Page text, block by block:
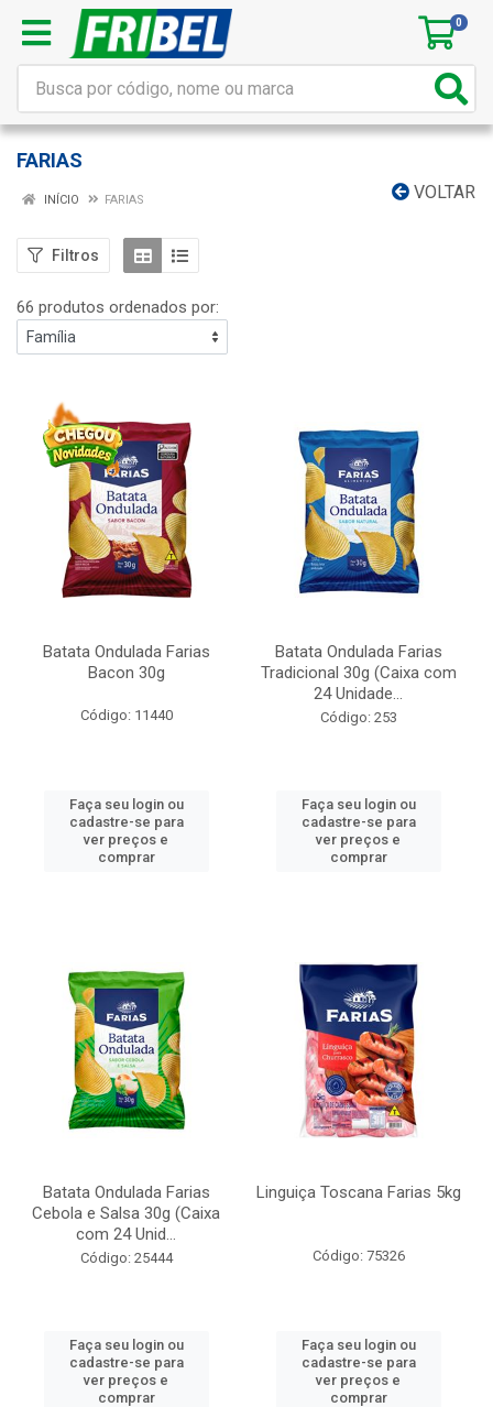
0
FARIAS
VOLTAR
INÍCIO FARIAS
Filtros
66 produtos ordenados por:
Batata Ondulada Farias
Bacon 30g
Código: 11440
Faça seu login ou
cadastre-se para
ver preços e
comprar
Batata Ondulada Farias
Tradicional 30g (Caixa com
24 Unidade...
Código: 253
Faça seu login ou
cadastre-se para
ver preços e
comprar
Batata Ondulada Farias
Cebola e Salsa 30g (Caixa
com 24 Unid...
Código: 25444
Faça seu login ou
cadastre-se para
ver preços e
comprar
Linguiça Toscana Farias 5kg
Código: 75326
Faça seu login ou
cadastre-se para
ver preços e
comprar